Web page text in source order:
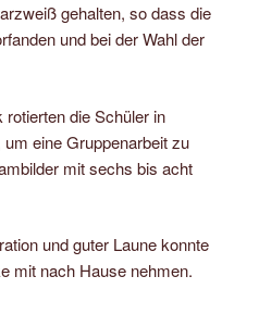
gehalten, so dass die
und bei der Wahl der
die Schüler in
eine Gruppenarbeit zu
mit sechs bis acht
und guter Laune konnte
mit nach Hause nehmen.